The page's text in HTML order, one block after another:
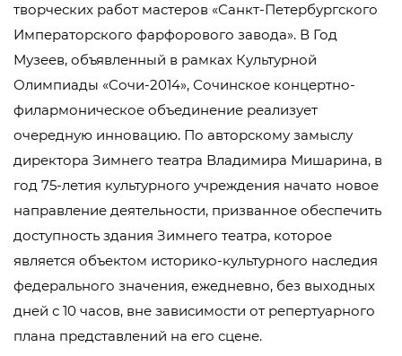
творческих работ мастеров «Санкт-Петербургского
Императорского фарфорового завода». В Год
Музеев, объявленный в рамках Культурной
Олимпиады «Сочи-2014», Сочинское концертно-
филармоническое объединение реализует
очередную инновацию. По авторскому замыслу
директора Зимнего театра Владимира Мишарина, в
год 75-летия культурного учреждения начато новое
направление деятельности, призванное обеспечить
доступность здания Зимнего театра, которое
является объектом историко-культурного наследия
федерального значения, ежедневно, без выходных
дней с 10 часов, вне зависимости от репертуарного
плана представлений на его сцене.